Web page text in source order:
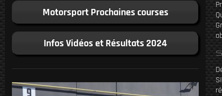
Motorsport Prochaines courses
Infos Vidéos et Résultats 2024